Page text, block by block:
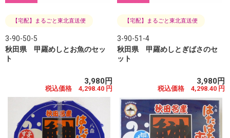
【宅配】まるごと東北直送便
3-90-50-5
秋田県 甲羅めしとお魚のセッ
ト
3,980円
税込価格 4,298.40 円
【宅配】まるごと東北直送便
3-90-51-4
秋田県 甲羅めしとぎばさのセ
ット
3,980円
税込価格 4,298.40 円